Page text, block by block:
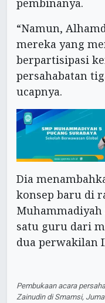
pembinanya.
“Namun,
mereka yang
berpartisipasi
persahabatan
ucapnya.
Dia
konsep baru di
satu guru dari
dua perwakilan
Pembukaan acara
Zainudin di Smamsi,